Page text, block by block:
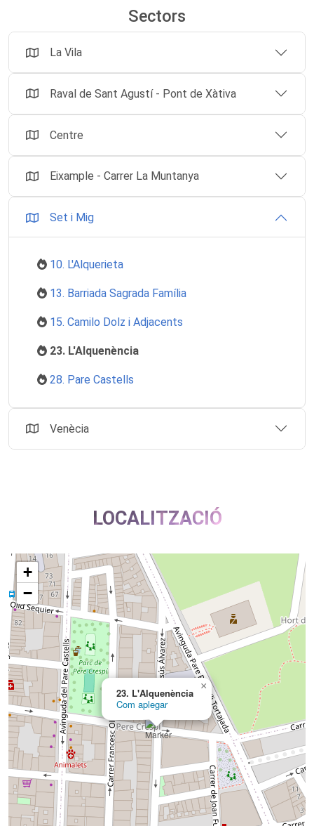
Sectors
La Vila
Raval de Sant Agustí - Pont de Xàtiva
Centre
Eixample - Carrer La Muntanya
Set i Mig
10. L'Alquerieta
13. Barriada Sagrada Família
15. Camilo Dolz i Adjacents
23. L'Alquenència
28. Pare Castells
Venècia
LOCALITZACIÓ
23. L'Alquenència
Com aplegar
×
+
−